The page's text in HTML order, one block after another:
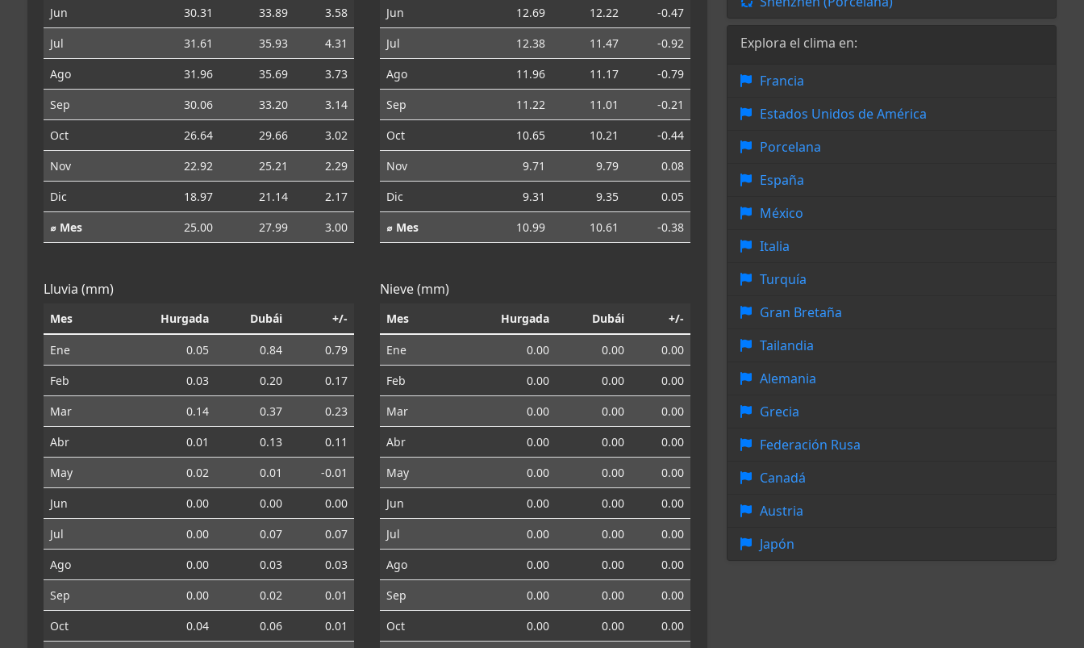
Jun
30.31 33.89
3.58
Jul
31.61 35.93
4.31
Ago
31.96 35.69
3.73
Sep
30.06 33.20
3.14
Oct
26.64 29.66
3.02
Nov
22.92 25.21
2.29
Dic
18.97 21.14
2.17
⌀ Mes
25.00 27.99 3.00
Jun
12.69 12.22
-0.47
Jul
12.38 11.47
-0.92
Ago
11.96 11.17
-0.79
Sep
11.22 11.01
-0.21
Oct
10.65 10.21
-0.44
Nov
9.71 9.79
0.08
Dic
9.31 9.35
0.05
⌀ Mes
10.99 10.61 -0.38
Lluvia (mm)
Mes Hurgada Dubái +/-
Ene 0.05 0.84
0.79
Feb
0.03 0.20
0.17
Mar
0.14 0.37
0.23
Abr
0.01 0.13
0.11
May
0.02 0.01
-0.01
Jun
0.00 0.00
0.00
Jul
0.00 0.07
0.07
Ago
0.00 0.03
0.03
Sep
0.00 0.02
0.01
Oct
0.04 0.06 0.01
Nieve (mm)
Mes Hurgada Dubái +/-
Ene 0.00 0.00
0.00
Feb
0.00 0.00
0.00
Mar
0.00 0.00
0.00
Abr
0.00 0.00
0.00
May
0.00 0.00
0.00
Jun
0.00 0.00
0.00
Jul
0.00 0.00
0.00
Ago
0.00 0.00
0.00
Sep
0.00 0.00
0.00
Oct
0.00 0.00 0.00
Explora el clima en:
Francia
Estados Unidos de América
Porcelana
España
México
Italia
Turquía
Gran Bretaña
Tailandia
Alemania
Grecia
Federación Rusa
Canadá
Austria
Japón